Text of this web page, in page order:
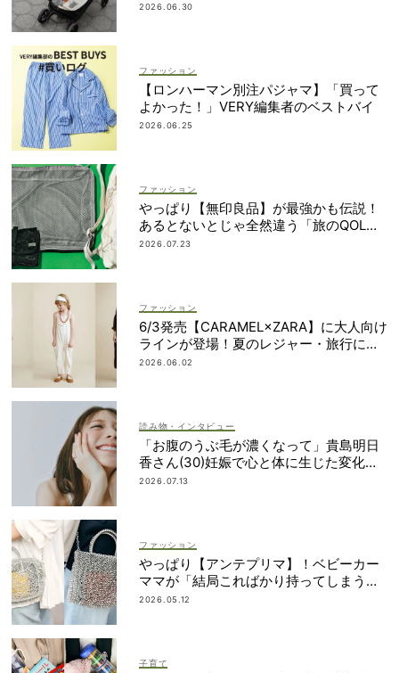
2026.06.30
ファッション
【ロンハーマン別注パジャマ】「買って
よかった！」VERY編集者のベストバイ
2026.06.25
ファッション
やっぱり【無印良品】が最強かも伝説！
あるとないとじゃ全然違う「旅のQOL爆
上げアイテム」
2026.07.23
ファッション
6/3発売【CARAMEL×ZARA】に大人向け
ラインが登場！夏のレジャー・旅行にも
おすすめ
2026.06.02
読み物・インタビュー
「お腹のうぶ毛が濃くなって」貴島明日
香さん(30)妊娠で心と体に生じた変化も
「愛しいです」
2026.07.13
ファッション
やっぱり【アンテプリマ】！ベビーカー
ママが「結局こればかり持ってしまう」
納得の理由
2026.05.12
子育て